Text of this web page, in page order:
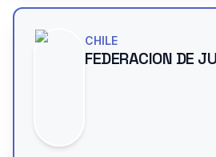
m. Morbi mattis risus sed eros
tum sem rutrum. Nam et nunc sit
s tincidunt sit amet ut sapien.
ugiat sapien et enim facilisis
volutpat tincidunt. Praesent
entesque elementum, arcu
lobortis eros nibh id lacus.
CHILE
FEDERACION DE